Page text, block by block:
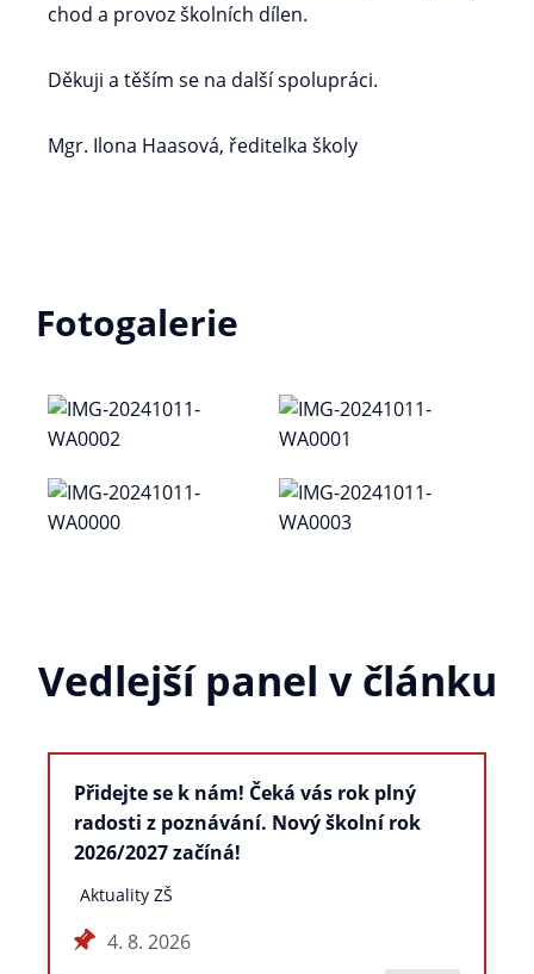
chod a provoz školních dílen.
Děkuji a těším se na další spolupráci.
Mgr. Ilona Haasová, ředitelka školy
Fotogalerie
Vedlejší panel v článku
Přidejte se k nám! Čeká vás rok plný
radosti z poznávání. Nový školní rok
2026/2027 začíná!
Aktuality ZŠ
4. 8. 2026